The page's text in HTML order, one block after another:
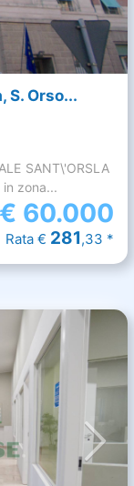
S. Orso...
SANT\'ORSLA 
zona...
€ 60.000
Rata € 281,33 *